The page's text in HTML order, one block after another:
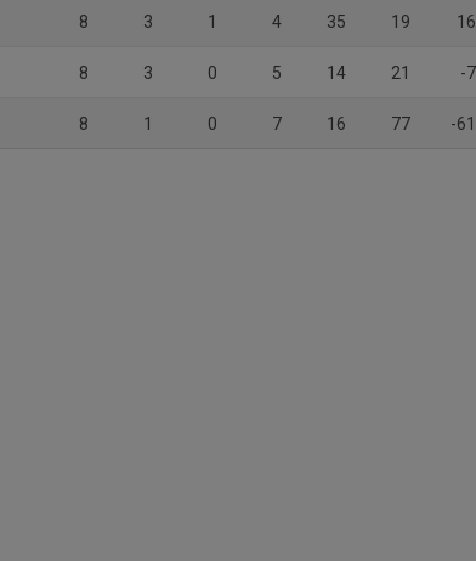
8 3 1 4 35 19 16
8 3 0 5 14 21 -7
8 1 0 7 16 77 -61